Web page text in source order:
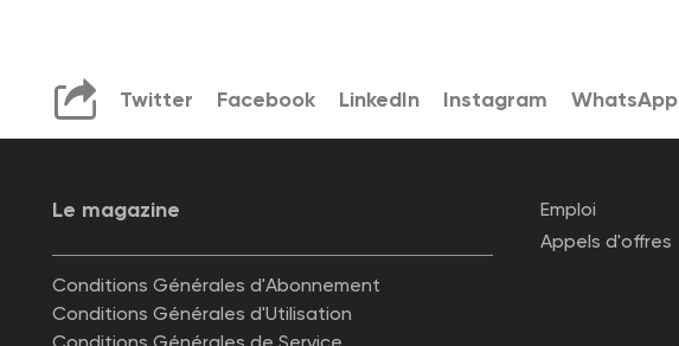
Twitter Facebook LinkedIn Instagram WhatsApp
Le magazine
Conditions Générales d'Abonnement
Conditions Générales d'Utilisation
Emploi
Appels d'offres